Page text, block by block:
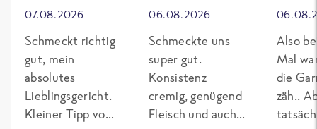
07.08.2026
Schmeckt richtig
gut, mein
absolutes
Lieblingsgericht.
Kleiner Tipp von
06.08.2026
Schmeckte uns
super gut.
Konsistenz
cremig, genügend
Fleisch und auch
Also
Mal
die
zäh..